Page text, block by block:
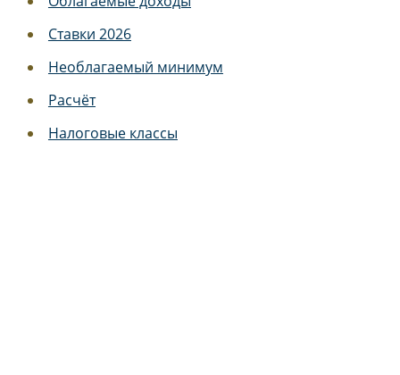
Ставки 2026
Необлагаемый минимум
Расчёт
Налоговые классы